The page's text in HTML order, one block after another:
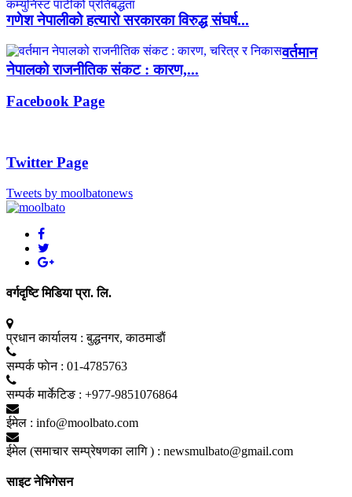
गणेश नेपालीको हत्यारो सरकारका विरुद्ध संघर्ष...
वर्तमान
नेपालको राजनीतिक संकट : कारण,...
Facebook Page
Twitter Page
Tweets by moolbatonews
वर्गदृष्टि मिडिया प्रा. लि.
प्रधान कार्यालय : बुद्धनगर, काठमाडाैं
सम्पर्क फाेन : 01-4785763
सम्पर्क मार्केटिङ : +977-9851076864
ईमेल : info@moolbato.com
ईमेल (समाचार सम्प्रेषणका लागि ) : newsmulbato@gmail.com
साइट नेभिगेसन